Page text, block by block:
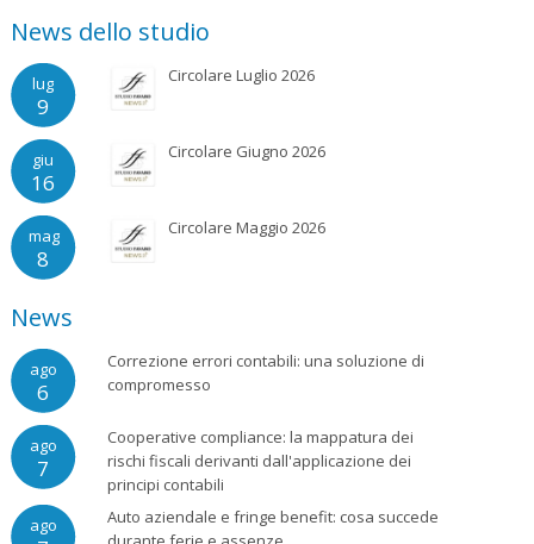
News dello studio
lug
9
Circolare Luglio 2026
giu
16
Circolare Giugno 2026
mag
8
Circolare Maggio 2026
News
ago
6
Correzione errori contabili: una soluzione di
compromesso
ago
7
Cooperative compliance: la mappatura dei
rischi fiscali derivanti dall'applicazione dei
principi contabili
ago
Auto aziendale e fringe benefit: cosa succede